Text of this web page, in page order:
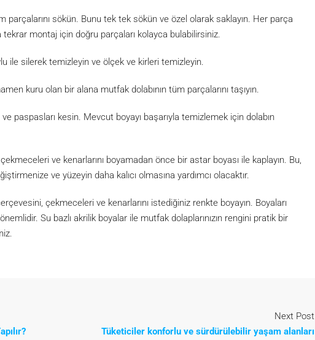
parçalarını sökün. Bunu tek tek sökün ve özel olarak saklayın. Her parça
montaj için doğru parçaları kolayca bulabilirsiniz.
ile silerek temizleyin ve ölçek ve kirleri temizleyin.
kuru olan bir alana mutfak dolabının tüm parçalarını taşıyın.
paspasları kesin. Mevcut boyayı başarıyla temizlemek için dolabın
çekmeceleri ve kenarlarını boyamadan önce bir astar boyası ile kaplayın. Bu,
ve yüzeyin daha kalıcı olmasına yardımcı olacaktır.
çekmeceleri ve kenarlarını istediğiniz renkte boyayın. Boyaları
Su bazlı akrilik boyalar ile mutfak dolaplarınızın rengini pratik bir
Next Post
Tüketiciler konforlu ve sürdürülebilir yaşam alanları